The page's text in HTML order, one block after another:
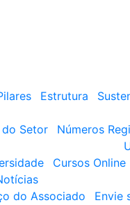
Estrutura
Setor
Números
Cursos Online
do Associado Envie